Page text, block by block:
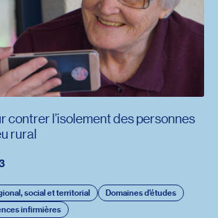
social et territorial
Domaines d'études
infirmières
contrer l’isolement des personnes
rural